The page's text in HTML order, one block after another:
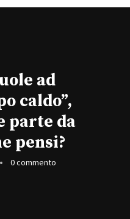
ad
caldo”,
parte da
pensi?
0 commento